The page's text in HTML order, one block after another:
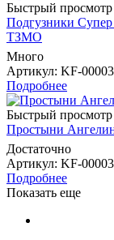
Быстрый просмотр
Подгузники
ТЗМО
Много
Артикул: KF-
Подробнее
Быстрый просмотр
Простыни
Достаточно
Артикул: KF-
Подробнее
Показать еще